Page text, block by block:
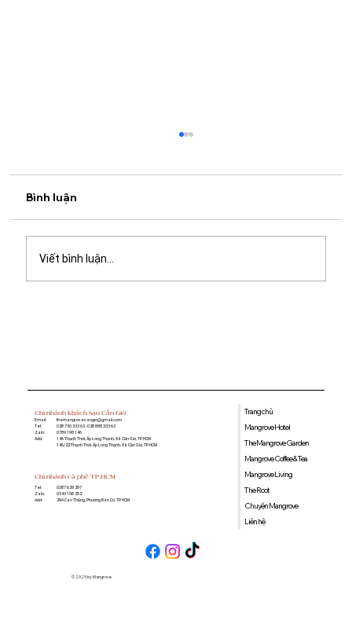
Bình luận
Viết bình luận...
Chi nhánh khách sạn Cần Giờ
Email:
Tel:
Zalo:
Add:
themangrovecangio@gmail.com
028 730 333 63 - 028 888 333 63
0789 198 146
146 Thạnh Thới, Ấp Long Thạnh, Xã Cần Giờ, TP. HCM
146/22 Thạnh Thới, Ấp Long Thạnh, Xã Cần Giờ, TP. HCM
Trang chủ
Mangrove Hotel
The Mangrove Garden
Mangrove Coffee & Tea
Mangrove Living
The Root
Chuyện Mangrove
Liên hệ
Chi nhánh cà phê TP.HCM
Tel:
Zalo:
Add:
0387 629 297
0343 158 252
29A Cao Thắng, Phường Bàn Cờ, TP. HCM
© 2025 by Mangrove